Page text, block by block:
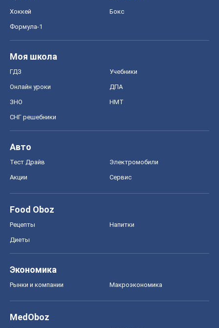
Хоккей Бокс
Формула-1
Моя школа
ГДЗ Учебники
Онлайн уроки ДПА
ЗНО НМТ
СНГ решебники
Авто
Тест Драйв Электромобили
Акции Сервис
Food Oboz
Рецепты Напитки
Диеты
Экономика
Рынки и компании Mакроэкономика
MedOboz